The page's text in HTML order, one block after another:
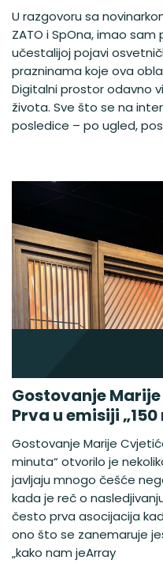
U razgovoru sa
ZATO i SpOna, imao
učestalijoj pojavi
prazninama koje ova
Digitalni prostor odavno
života. Sve što se na
posledice – po ugled,
Gostovanje
Prva u emisiji
Gostovanje Marije
minuta“ otvorilo je
javljaju mnogo češće
kada je reč o
često prva asocijacija
ono što se zanemaruje
„kako nam jeArray